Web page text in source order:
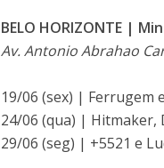
BELO HORIZONTE |
Av. Antonio Abrahao
19/06 (sex) | Ferrugem
24/06 (qua) | Hitmaker,
29/06 (seg) | +5521 e